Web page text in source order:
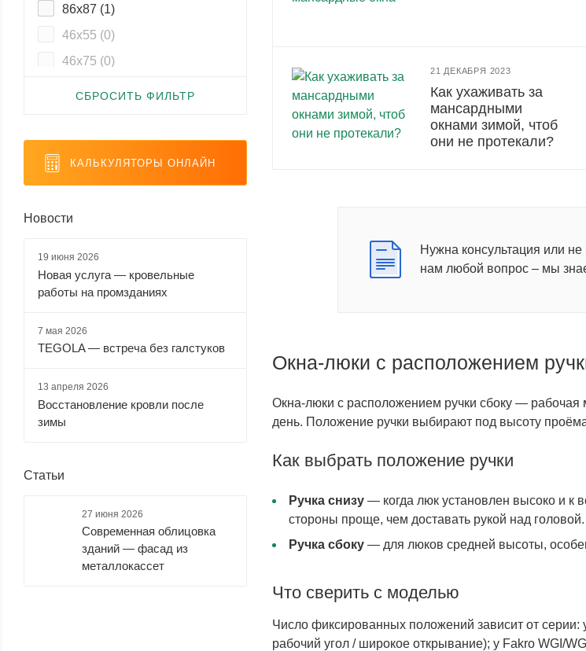
21 ДЕКАБРЯ 2023
Как ухаживать за
мансардными
окнами зимой, чтоб
они не протекали?
Нужна консультация или
нам любой вопрос – мы
Окна-люки с расположением
Окна-люки с расположением ручки сбоку — рабочая
день. Положение ручки выбирают под высоту проёма
Как выбрать положение ручки
Ручка снизу— когда люк установлен высоко и к
стороны проще, чем доставать рукой над головой.
Ручка сбоку— для люков средней высоты,
Что сверить с моделью
Число фиксированных положений зависит от
рабочий угол / широкое открывание); у Fakro WGI/
86x87 (1)
46x55 (0)
46x75 (0)
86x86 (0)
СБРОСИТЬ ФИЛЬТР
КАЛЬКУЛЯТОРЫ ОНЛАЙН
Новости
19 июня 2026
Новая услуга — кровельные
работы на промзданиях
7 мая 2026
TEGOLA — встреча без галстуков
13 апреля 2026
Восстановление кровли после
зимы
Статьи
27 июня 2026
Современная облицовка
зданий — фасад из
металлокассет